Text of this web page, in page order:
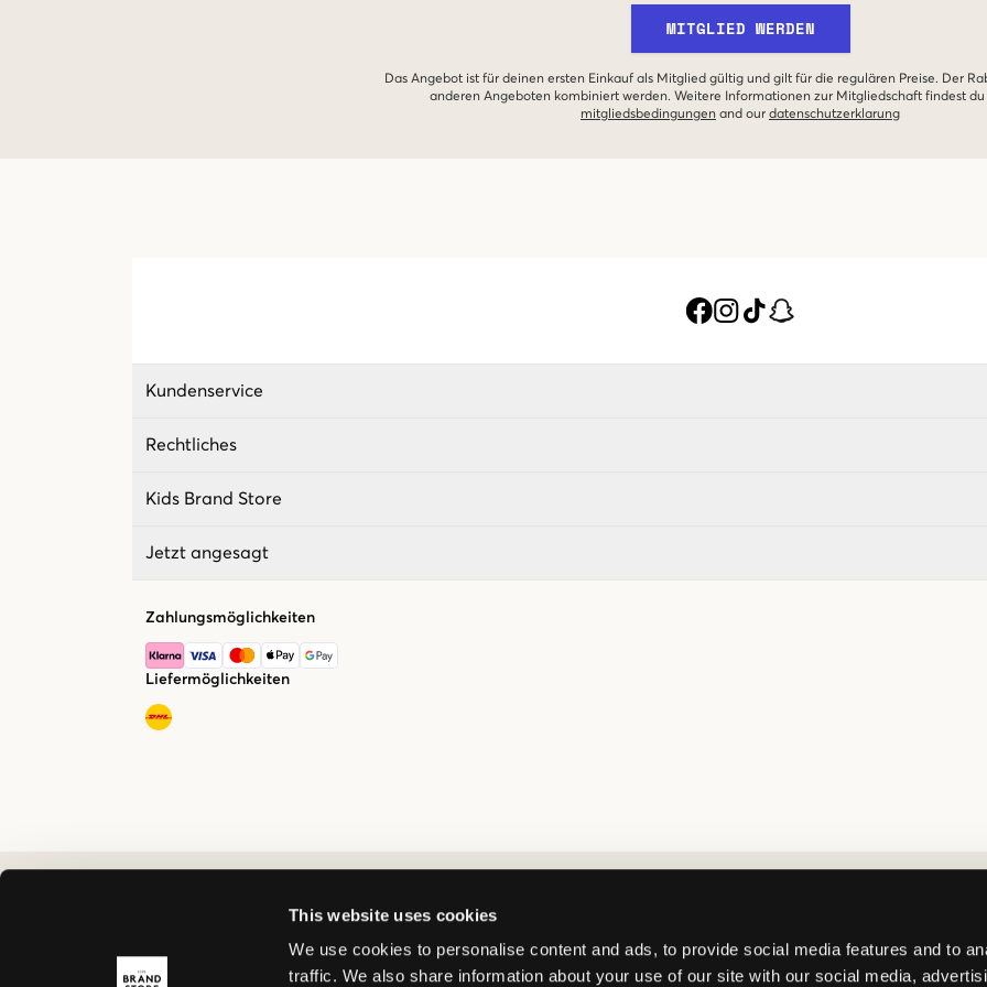
This website uses cookies
We use cookies to personalise content and ads, to provide social media features and to
traffic. We also share information about your use of our site with our social media,
MITGLIED WERDEN
Das Angebot ist für deinen ersten Einkauf als Mitglied gültig und gilt für die regulären Preise. Der
anderen Angeboten kombiniert werden. Weitere Informationen zur Mitgliedschaft findest du
mitgliedsbedingungen and our datenschutzerklarung
Kundenservice
Rechtliches
Kids Brand Store
Jetzt angesagt
Zahlungsmöglichkeiten
Liefermöglichkeiten